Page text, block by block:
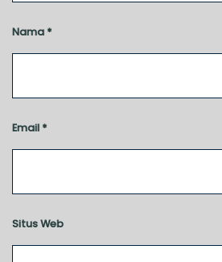
Nama *
Email *
Situs Web